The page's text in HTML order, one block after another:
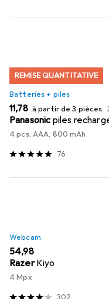
REMISE QUANTITATIVE
Batteries + piles
EUR
11,78 à partir de 3 pièces
Panasonicpiles
4 pcs, AAA, 800 mAh
76
Webcam
EUR
54,98
Razer Kiyo
4 Mpx
302